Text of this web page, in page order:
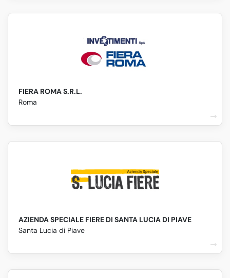
FIERA ROMA S.R.L.
Roma
AZIENDA SPECIALE FIERE DI SANTA LUCIA DI PIAVE
Santa Lucia di Piave